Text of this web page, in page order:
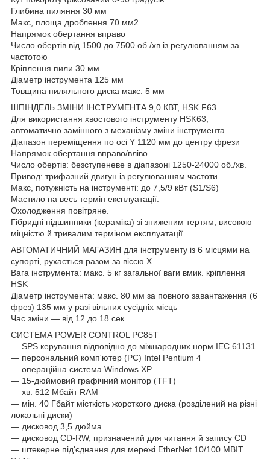
Глибина пиляння 30 мм
Макс, площа дроблення 70 мм2
Напрямок обертання вправо
Число обертів від 1500 до 7500 об./хв із регулюванням за
частотою
Кріплення пили 30 мм
Діаметр інструмента 125 мм
Товщина пиляльного диска макс. 5 мм
ШПІНДЕЛЬ ЗМІНИ ІНСТРУМЕНТА 9,0 КВТ, HSK F63
Для використання хвостового інструменту HSK63,
автоматично замінного з механізму зміни інструмента
Діапазон переміщення по осі Y 1120 мм до центру фрези
Напрямок обертання вправо/вліво
Число обертів: безступеневе в діапазоні 1250-24000 об./хв.
Привод: трифазний двигун із регулюванням частоти.
Макс, потужність на інструменті: до 7,5/9 кВт (S1/S6)
Мастило на весь термін експлуатації.
Охолодження повітряне.
Гібридні підшипники (кераміка) зі зниженим тертям, високою
міцністю й тривалим терміном експлуатації.
АВТОМАТИЧНИЙ МАГАЗИН для інструменту із 6 місцями на
супорті, рухається разом за віссю Х
Вага інструмента: макс. 5 кг загальної ваги вмик. кріплення
HSK
Діаметр інструмента: макс. 80 мм за повного завантаження (6
фрез) 135 мм у разі вільних сусідніх місць
Час зміни — від 12 до 18 сек
СИСТЕМА POWER CONTROL PC85T
— SPS керування відповідно до міжнародних норм IEC 61131
— персональний комп'ютер (PC) Intel Pentium 4
— операційна система Windows XP
— 15-дюймовий графічний монітор (TFT)
— хв. 512 Мбайт RAM
— мін. 40 Гбайт місткість жорсткого диска (розділений на різні
локальні диски)
— дисковод 3,5 дюйма
— дисковод CD-RW, призначений для читання й запису CD
— штекерне під'єднання для мережі EtherNet 10/100 MBIT